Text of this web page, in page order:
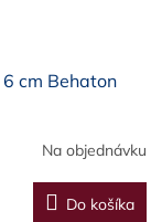
cm Behaton
Na objednávku
Do košíka